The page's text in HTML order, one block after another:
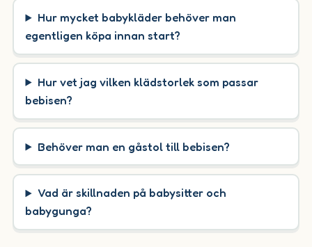
Hur mycket babykläder behöver man
egentligen köpa innan start?
Hur vet jag vilken klädstorlek som passar
bebisen?
Behöver man en gåstol till bebisen?
Vad är skillnaden på babysitter och
babygunga?